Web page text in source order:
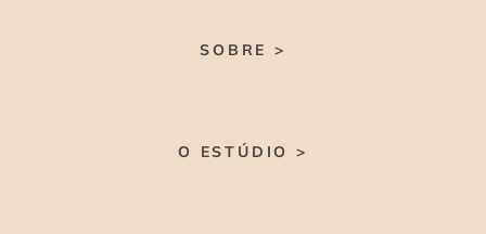
SOBRE >
O ESTÚDIO >